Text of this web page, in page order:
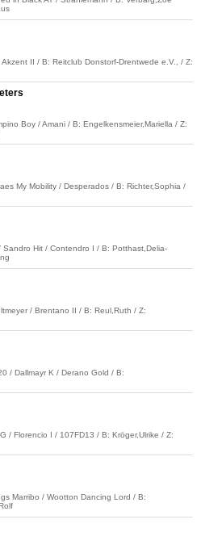
II / B: Reitclub Donstorf-Drentwede e.V., / Z:
Boy / Amani / B: Engelkensmeier,Mariella / Z:
My Mobility / Desperados / B: Richter,Sophia /
Hit / Contendro I / B: Potthast,Delia-
/ Brentano II / B: Reul,Ruth / Z:
/ Dallmayr K / Derano Gold / B:
/ Florencio I / 107FD13 / B: Kröger,Ulrike / Z:
Marribo / Wootton Dancing Lord / B: